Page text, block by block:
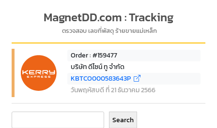
MagnetDD.com : Tracking
ตรวจสอบ เลขที่พัสดุ ร้ายขายแม่เหล็ก
Order : #159477
บริษัท ดีไซน์ ทู จำกัด
KBTCO000583643P
วันพฤหัสบดี ที่ 21 ธันวาคม 2566
Search